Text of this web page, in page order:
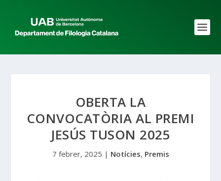
OBERTA LA
CONVOCATÒRIA AL PREMI
JESÚS TUSON 2025
7 febrer, 2025 | Notícies, Premis